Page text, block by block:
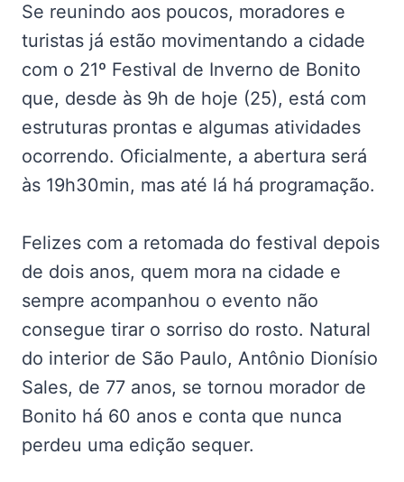
Se reunindo aos poucos, moradores e
turistas já estão movimentando a cidade
com o 21º Festival de Inverno de Bonito
que, desde às 9h de hoje (25), está com
estruturas prontas e algumas atividades
ocorrendo. Oficialmente, a abertura será
às 19h30min, mas até lá há programação.
Felizes com a retomada do festival depois
de dois anos, quem mora na cidade e
sempre acompanhou o evento não
consegue tirar o sorriso do rosto. Natural
do interior de São Paulo, Antônio Dionísio
Sales, de 77 anos, se tornou morador de
Bonito há 60 anos e conta que nunca
perdeu uma edição sequer.